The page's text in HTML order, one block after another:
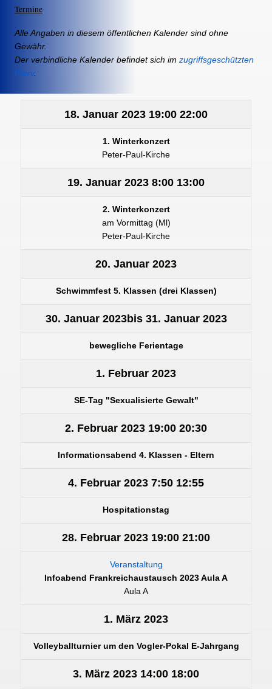
Termine
Alle Angaben in diesem öffentlichen Kalender sind ohne
Gewähr.
Der verbindliche Kalender befindet sich im zugriffsgeschützten
IServ.
18. Januar 2023 19:00 22:00
1. Winterkonzert
Peter-Paul-Kirche
19. Januar 2023 8:00 13:00
2. Winterkonzert
am Vormittag (Ml)
Peter-Paul-Kirche
20. Januar 2023
Schwimmfest 5. Klassen (drei Klassen)
30. Januar 2023bis 31. Januar 2023
bewegliche Ferientage
1. Februar 2023
SE-Tag "Sexualisierte Gewalt"
2. Februar 2023 19:00 20:30
Informationsabend 4. Klassen - Eltern
4. Februar 2023 7:50 12:55
Hospitationstag
28. Februar 2023 19:00 21:00
Veranstaltung
Infoabend Frankreichaustausch 2023 Aula A
Aula A
1. März 2023
Volleyballturnier um den Vogler-Pokal E-Jahrgang
3. März 2023 14:00 18:00